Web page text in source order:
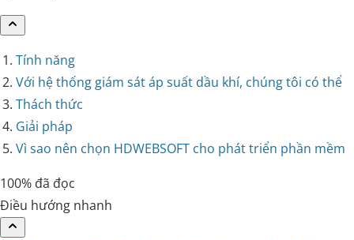
Tính năng
Với hệ thống giám sát áp suất dầu khí, chúng tôi có thể
Thách thức
Giải pháp
Vì sao nên chọn HDWEBSOFT cho phát triển phần mềm
100% đã đọc
Điều hướng nhanh